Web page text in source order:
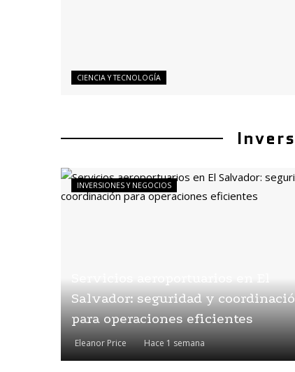
CIENCIA Y TECNOLOGÍA
Salvador: seguridad y
para operaciones eficientes
Eleanor Price Hace 1 semana
INVERSIONES Y NEGOCIOS